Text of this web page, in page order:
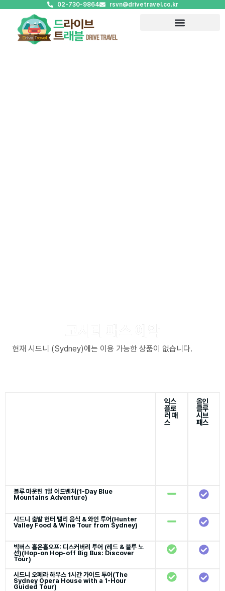
02-730-9864 rsvn@drivetravel.co.kr
현재 시드니 (Sydney)에는 이용 가능한 상품이 없습니다.
익스
플로
러 패
스
올인
클루
시브
패스
블루 마운틴 1일 어드벤처(1-Day Blue
Mountains Adventure)
시드니 출발 헌터 밸리 음식 & 와인 투어(Hunter
Valley Food & Wine Tour from Sydney)
빅버스 홉온홉오프: 디스커버리 투어 (레드 & 블루 노
선)(Hop-on Hop-off Big Bus: Discover
Tour)
시드니 오페라 하우스 1시간 가이드 투어(The
Sydney Opera House with a 1-Hour
Guided Tour)